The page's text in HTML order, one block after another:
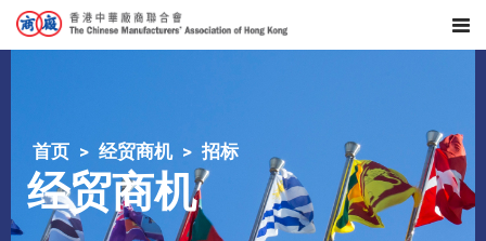
首页 经贸商机 招标
经贸商机